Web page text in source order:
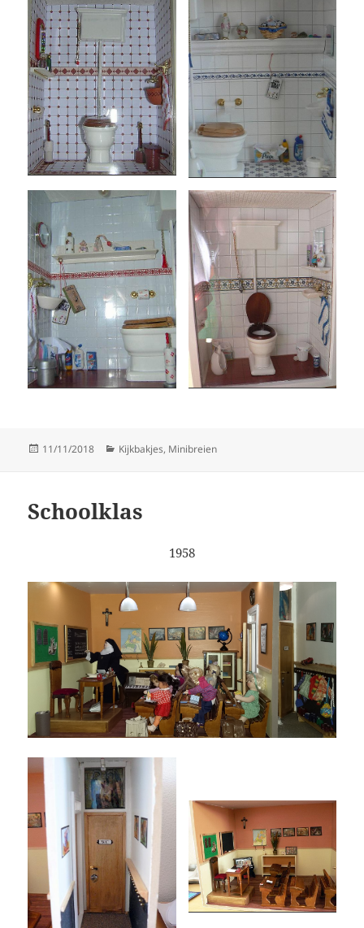
Geplaatst
11/11/2018 Categorieën
Kijkbakjes, Minibreien
Schoolklas
1958